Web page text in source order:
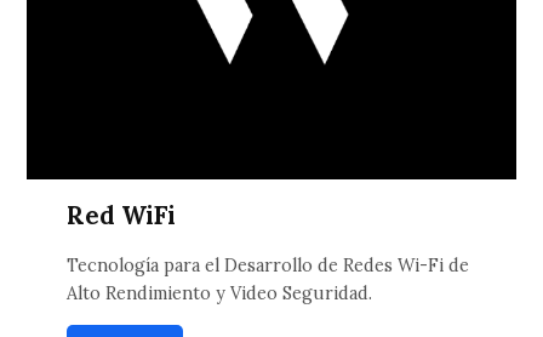
Red WiFi
Tecnología para el Desarrollo de Redes Wi-Fi de
Alto Rendimiento y Video Seguridad.